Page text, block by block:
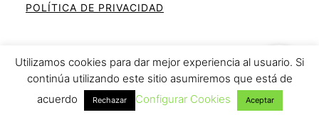
POLÍTICA DE PRIVACIDAD
Ahorra en la cesta de la compra
Utilizamos cookies para dar mejor experiencia al usuario. Si
continúa utilizando este sitio asumiremos que está de
acuerdo
Rechazar Configurar Cookies Aceptar